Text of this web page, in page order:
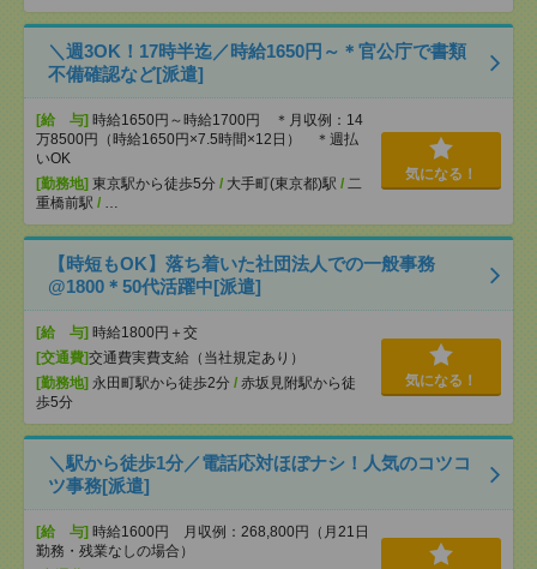
＼週3OK！17時半迄／時給1650円～＊官公庁で書類
不備確認など[派遣]
[給 与] 時給1650円～時給1700円 ＊月収例：14
万8500円（時給1650円×7.5時間×12日） ＊週払
いOK
[勤務地] 東京駅から徒歩5分 / 大手町(東京都)駅 / 二
重橋前駅 / …
気になる！
【時短もOK】落ち着いた社団法人での一般事務
@1800＊50代活躍中[派遣]
[給 与] 時給1800円＋交
[交通費]交通費実費支給（当社規定あり）
[勤務地] 永田町駅から徒歩2分 / 赤坂見附駅から徒
歩5分
気になる！
＼駅から徒歩1分／電話応対ほぼナシ！人気のコツコ
ツ事務[派遣]
[給 与] 時給1600円 月収例：268,800円（月21日
勤務・残業なしの場合）